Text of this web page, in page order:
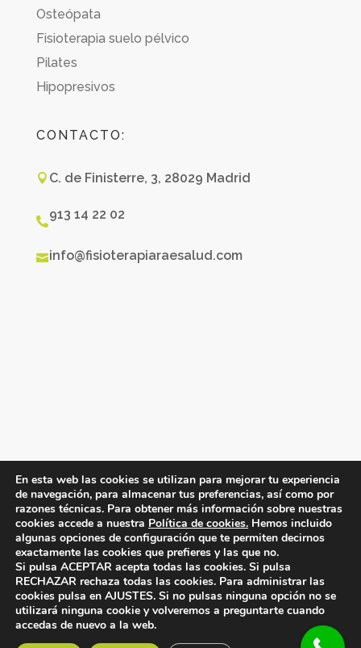
Osteópata
Fisioterapia suelo pélvico
Pilates
Hipopresivos
CONTACTO:
 C. de Finisterre, 3, 28029 Madrid
913 14 22 02
info@fisioterapiaraesalud.com
Copyright® 2026 FISIOTERAPIA RAE Salud
Diseño webInboost Marketing|Mapa Web |
Aviso Legal|Política de Privacidad|Política de
En esta web las cookies se utilizan para mejorar tu experiencia
de navegación, para almacenar tus preferencias, así como por
razones técnicas. Para obtener más información sobre nuestras
cookies accede a nuestra Política de cookies. Hemos incluido
algunas opciones de configuración que te permiten decirnos
exactamente las cookies que prefieres y las que no.
Si pulsa ACEPTAR acepta todas las cookies. Si pulsa
RECHAZAR rechaza todas las cookies. Para administrar las
cookies pulsa en AJUSTES. Si no pulsas ninguna opción no se
utilizará ninguna cookie y volveremos a preguntarte cuando
accedas de nuevo a la web.